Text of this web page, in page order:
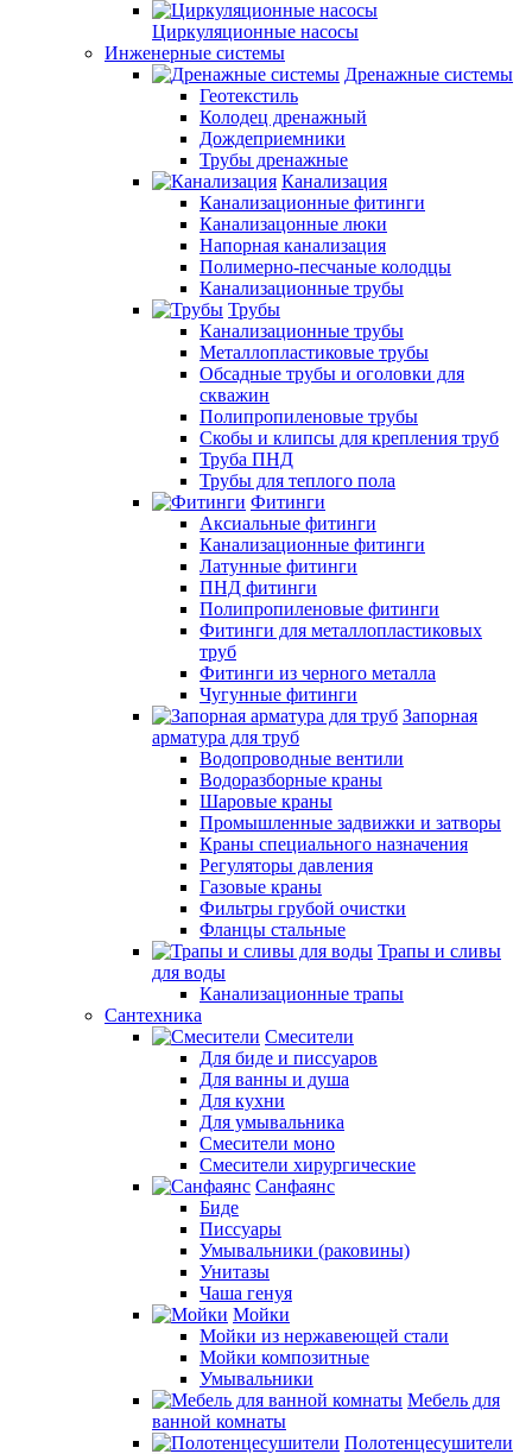
Циркуляционные насосы
Инженерные системы
Дренажные системы
Геотекстиль
Колодец дренажный
Дождеприемники
Трубы дренажные
Канализация
Канализационные фитинги
Канализацонные люки
Напорная канализация
Полимерно-песчаные колодцы
Канализационные трубы
Трубы
Канализационные трубы
Металлопластиковые трубы
Обсадные трубы и оголовки для
скважин
Полипропиленовые трубы
Скобы и клипсы для крепления труб
Труба ПНД
Трубы для теплого пола
Фитинги
Аксиальные фитинги
Канализационные фитинги
Латунные фитинги
ПНД фитинги
Полипропиленовые фитинги
Фитинги для металлопластиковых
труб
Фитинги из черного металла
Чугунные фитинги
Запорная
арматура для труб
Водопроводные вентили
Водоразборные краны
Шаровые краны
Промышленные задвижки и затворы
Краны специального назначения
Регуляторы давления
Газовые краны
Фильтры грубой очистки
Фланцы стальные
Трапы и сливы
для воды
Канализационные трапы
Сантехника
Смесители
Для биде и писсуаров
Для ванны и душа
Для кухни
Для умывальника
Смесители моно
Смесители хирургические
Санфаянс
Биде
Писсуары
Умывальники (раковины)
Унитазы
Чаша генуя
Мойки
Мойки из нержавеющей стали
Мойки композитные
Умывальники
Мебель для
ванной комнаты
Полотенцесушители